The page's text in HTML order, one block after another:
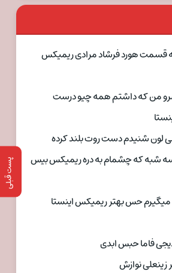
پست قبلی
قسمت هورد فرشاد مرادی ریمیکس
من که داشتم همه چیو درست
لون شنیدم دست روت بلند کرده
سه شبه که چشمام به دره ریمیکس بیس
میگیرم حس بهتر ریمیکس اینستا
فاما حبس ابدی
زینعلی نوازش